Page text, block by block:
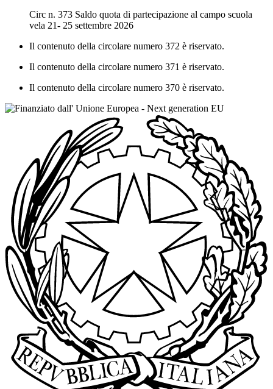
Circ n. 373 Saldo quota di partecipazione al campo scuola
vela 21- 25 settembre 2026
Il contenuto della circolare numero 372 è riservato.
Il contenuto della circolare numero 371 è riservato.
Il contenuto della circolare numero 370 è riservato.